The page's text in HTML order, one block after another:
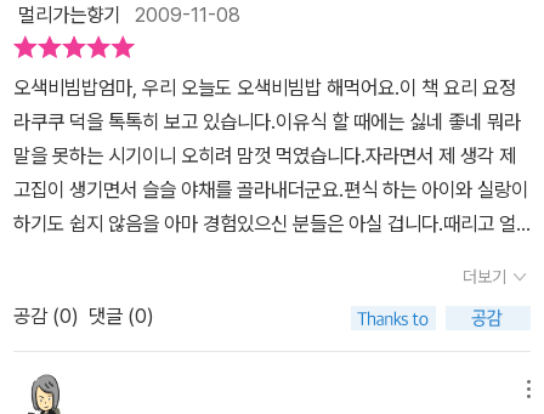
멀리가는향기 2009-11-08
오색비빔밥엄마, 우리 오늘도 오색비빔밥 해먹어요.이 책 요리 요정
라쿠쿠 덕을 톡톡히 보고 있습니다.이유식 할 때에는 싫네 좋네 뭐라
말을 못하는 시기이니 오히려 맘껏 먹였습니다.자라면서 제 생각 제
고집이 생기면서 슬슬 야채를 골라내더군요.편식 하는 아이와 실랑이
하기도 쉽지 않음을 아마 경험있으신 분들은 아실 겁니다.때리고 얼
꺾지 않던 녀석입니다.그래서 생각다 못해 시커먼 짜장에 잘게 다져
넣어 섞어 먹이거나좋아하는 햄을 데쳐내어 썰어 야채랑 넣어 볶음밥
으로 만들어 먹이기도 했습니다.어른들은 나물 반찬, 김치, 된장 찌개
이런 토속 음식을 좋아하지만요즘 아이들이 어디 그렇나요~김치는
더보기
공감 (0) 댓글 (0)